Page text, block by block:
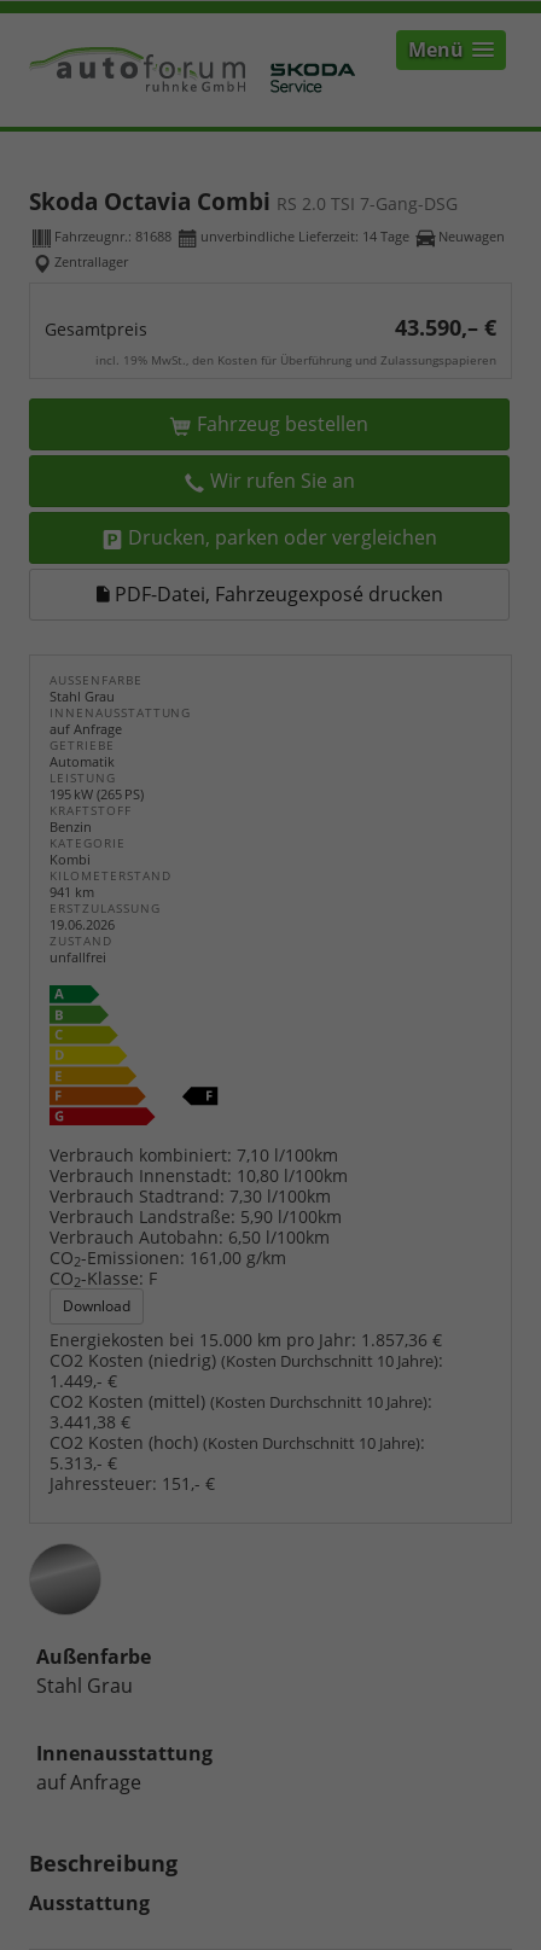
Menü
Skoda Octavia Combi RS 2.0 TSI 7-Gang-DSG
Fahrzeugnr.: 81688 unverbindliche Lieferzeit: 14 Tage
Neuwagen
Zentrallager
Gesamtpreis 43.590,– €
incl. 19% MwSt., den Kosten für Überführung und Zulassungspapieren
Fahrzeug bestellen
Wir rufen Sie an
Drucken, parken oder vergleichen
PDF-Datei, Fahrzeugexposé drucken
AUSSENFARBE
Stahl Grau
INNENAUSSTATTUNG
auf Anfrage
GETRIEBE
Automatik
LEISTUNG
195 kW (265 PS)
KRAFTSTOFF
Benzin
KATEGORIE
Kombi
KILOMETERSTAND
941 km
ERSTZULASSUNG
19.06.2026
ZUSTAND
unfallfrei
Verbrauch kombiniert: 7,10 l/100km
Verbrauch Innenstadt: 10,80 l/100km
Verbrauch Stadtrand: 7,30 l/100km
Verbrauch Landstraße: 5,90 l/100km
Verbrauch Autobahn: 6,50 l/100km
CO2-Emissionen: 161,00 g/km
CO2-Klasse: F
Download
Energiekosten bei 15.000 km pro Jahr: 1.857,36 €
CO2 Kosten (niedrig) (Kosten Durchschnitt 10 Jahre):
1.449,- €
CO2 Kosten (mittel) (Kosten Durchschnitt 10 Jahre):
3.441,38 €
CO2 Kosten (hoch) (Kosten Durchschnitt 10 Jahre):
5.313,- €
Jahressteuer: 151,- €
Außenfarbe
Stahl Grau
Innenausstattung
auf Anfrage
Beschreibung
Ausstattung